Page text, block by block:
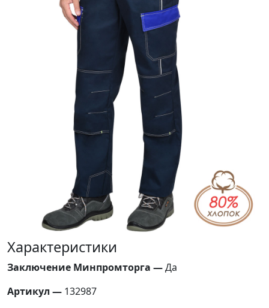
Характеристики
Заключение Минпромторга —Да
Артикул — 132987